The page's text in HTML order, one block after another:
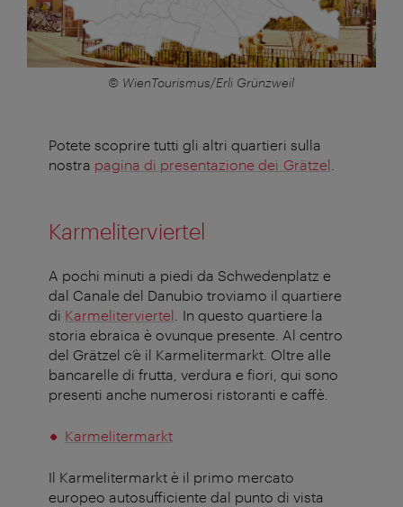
© WienTourismus/Erli Grünzweil
Potete scoprire tutti gli altri quartieri sulla
nostra pagina di presentazione dei Grätzel
Karmeliterviertel
A pochi minuti a piedi da Schwedenplatz e
dal Canale del Danubio troviamo il quartiere
di Karmeliterviertel
. In questo quartiere la
storia ebraica è ovunque presente. Al centro
del Grätzel c’è il Karmelitermarkt. Oltre alle
bancarelle di frutta, verdura e fiori, qui sono
presenti anche numerosi ristoranti e caffè.
Karmelitermarkt
Il Karmelitermarkt è il primo mercato
europeo autosufficiente dal punto di vista